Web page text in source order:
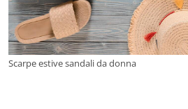
Scarpe estive sandali da donna